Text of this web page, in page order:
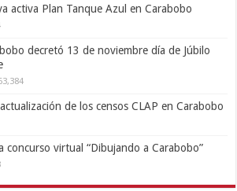
activa Plan Tanque Azul en Carabobo
decretó 13 de noviembre día de Júbilo
de los censos CLAP en Carabobo
concurso virtual “Dibujando a Carabobo”